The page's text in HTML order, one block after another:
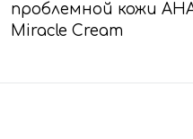
проблемной кожи
Miracle Cream